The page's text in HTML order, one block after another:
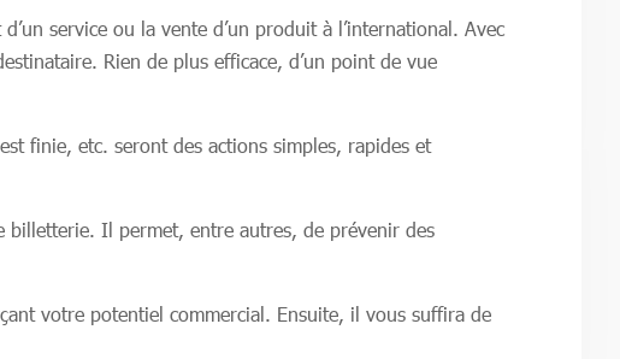
service ou la vente d’un produit à l’international. Avec
Rien de plus efficace, d’un point de vue
finie, etc. seront des actions simples, rapides et
billetterie. Il permet, entre autres, de prévenir des
votre potentiel commercial. Ensuite, il vous suffira de